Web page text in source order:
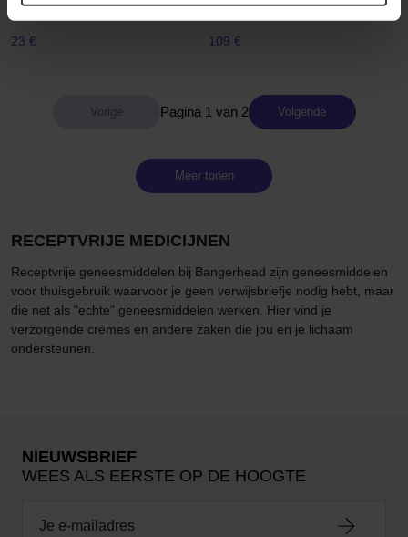
23 € 109 €
Pagina 1 van 2 Volgende
Meer tonen
RECEPTVRIJE MEDICIJNEN
Receptvrije geneesmiddelen bij Bangerhead zijn geneesmiddelen
voor thuisgebruik waarvoor je geen verwijsbriefje nodig hebt, maar
die net als "echte" geneesmiddelen werken. Hier vind je
verzorgende crèmes en andere zaken die jou en je lichaam
ondersteunen.
NIEUWSBRIEF
WEES ALS EERSTE OP DE HOOGTE